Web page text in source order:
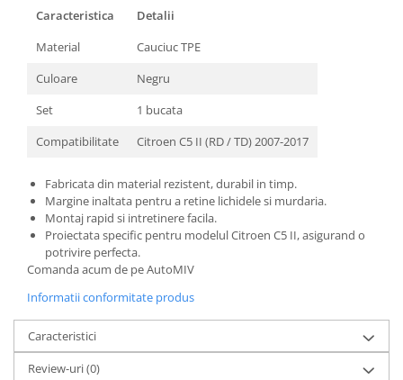
Caracteristica
Detalii
Material
Cauciuc TPE
Culoare
Negru
Set
1 bucata
Compatibilitate
Citroen C5 II (RD / TD) 2007-2017
Fabricata din material rezistent, durabil in timp.
Margine inaltata pentru a retine lichidele si murdaria.
Montaj rapid si intretinere facila.
Proiectata specific pentru modelul Citroen C5 II, asigurand o
potrivire perfecta.
Comanda acum de pe AutoMIV
Informatii conformitate produs
Caracteristici
Review-uri(0)